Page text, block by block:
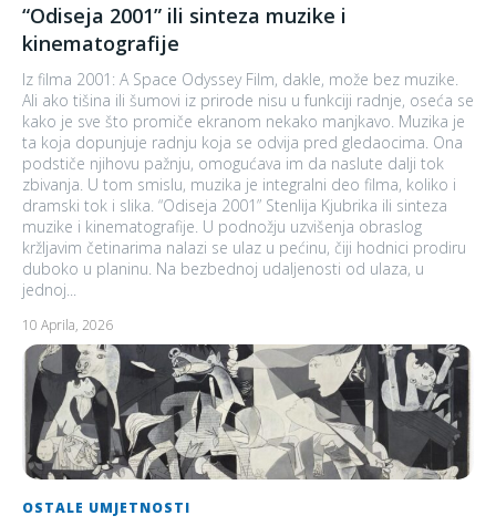
“Odiseja 2001” ili sinteza muzike i
kinematografije
Iz filma 2001: A Space Odyssey Film, dakle, može bez muzike.
Ali ako tišina ili šumovi iz prirode nisu u funkciji radnje, oseća se
kako je sve što promiče ekranom nekako manjkavo. Muzika je
ta koja dopunjuje radnju koja se odvija pred gledaocima. Ona
podstiče njihovu pažnju, omogućava im da naslute dalji tok
zbivanja. U tom smislu, muzika je integralni deo filma, koliko i
dramski tok i slika. “Odiseja 2001” Stenlija Kjubrika ili sinteza
muzike i kinematografije. U podnožju uzvišenja obraslog
kržljavim četinarima nalazi se ulaz u pećinu, čiji hodnici prodiru
duboko u planinu. Na bezbednoj udaljenosti od ulaza, u
jednoj...
10 Aprila, 2026
OSTALE UMJETNOSTI